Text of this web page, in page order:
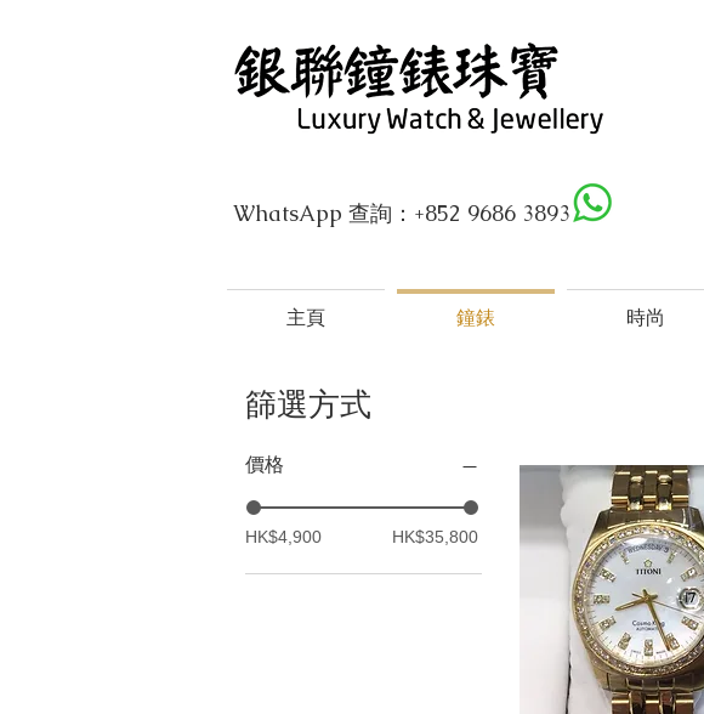
WhatsApp 查詢：+852 9686 3893
主頁 鐘錶 時尚
篩選方式
價格
HK$4,900 HK$35,800